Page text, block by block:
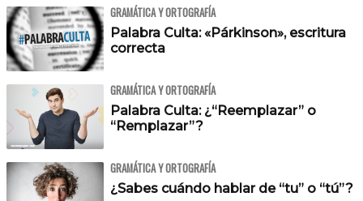
GRAMÁTICA Y ORTOGRAFÍA
Palabra Culta: «Párkinson», escritura
correcta
GRAMÁTICA Y ORTOGRAFÍA
Palabra Culta: ¿“Reemplazar” o
“Remplazar”?
GRAMÁTICA Y ORTOGRAFÍA
¿Sabes cuándo hablar de “tu” o “tú”?